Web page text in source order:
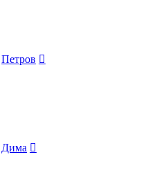
Петров
Дима